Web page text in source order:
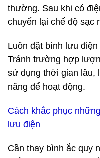
thường. Sau khi có
chuyển lại chế độ sạc
Luôn đặt bình lưu
Tránh trường hợp
sử dụng thời gian lâu,
năng để hoạt động.
Cách khắc phục
lưu điện
Cần thay bình ắc quy